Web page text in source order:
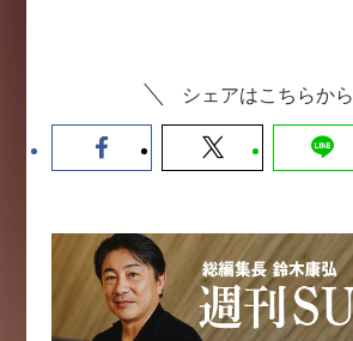
シェアはこちらから